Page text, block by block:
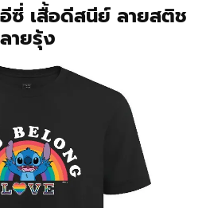
ซี่ เสื้อดีสนีย์ ลายสติช
ลายรุ้ง